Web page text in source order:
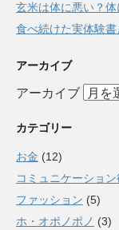
玄米は体に悪い？
食べ続けた実体験書
アーカイブ
アーカイブ
カテゴリー
お金 (12)
コミュニケーション
ファッション (5)
ホ・オポノポノ (3)